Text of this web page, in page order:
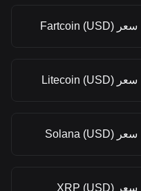
سعر Fartcoin (USD)
سعر Litecoin (USD)
سعر Solana (USD)
سعر XRP (USD)